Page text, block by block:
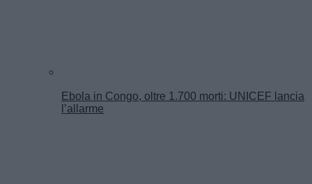
Ebola in Congo, oltre 1.700 morti: UNICEF lancia
l’allarme